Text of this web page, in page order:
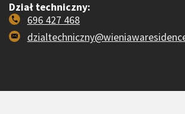
Dział techniczny:
696 427 468